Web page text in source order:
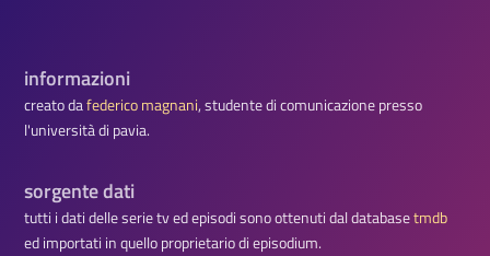
informazioni
creato dafederico magnani, studente di comunicazione presso
l'università di pavia.
sorgente dati
tutti i dati delle serie tv ed episodi sono ottenuti dal databasetmdb
ed importati in quello proprietario di episodium.